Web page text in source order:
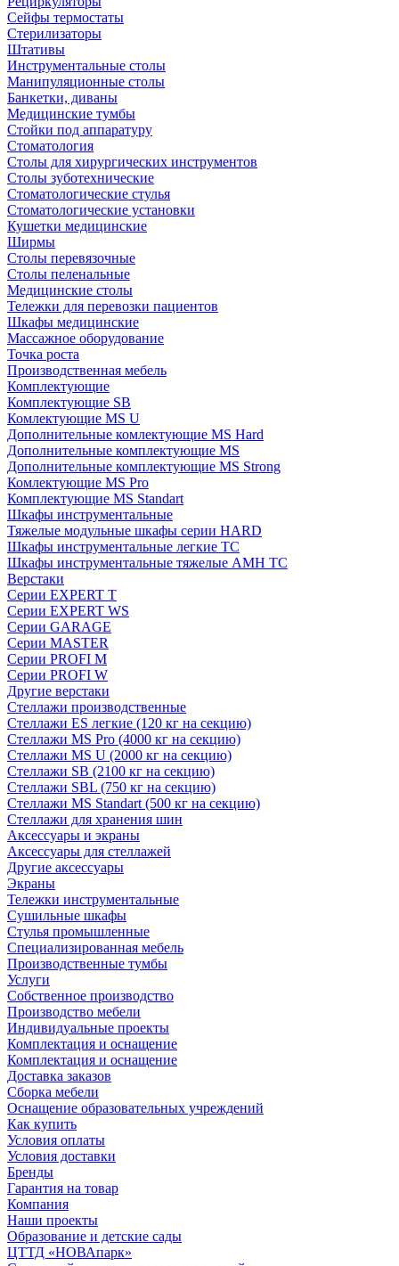
Сейфы термостаты
Стерилизаторы
Штативы
Инструментальные столы
Манипуляционные столы
Банкетки, диваны
Медицинские тумбы
Стойки под аппаратуру
Стоматология
Столы для хирургических инструментов
Столы зуботехнические
Стоматологические стулья
Стоматологические установки
Кушетки медицинские
Ширмы
Столы перевязочные
Столы пеленальные
Медицинские столы
Тележки для перевозки пациентов
Шкафы медицинские
Массажное оборудование
Точка роста
Производственная мебель
Комплектующие
Комплектующие SB
Комлектующие MS U
Дополнительные комлектующие MS Hard
Дополнительные комплектующие MS
Дополнительные комплектующие MS Strong
Комлектующие MS Pro
Комплектующие MS Standart
Шкафы инструментальные
Тяжелые модульные шкафы серии HARD
Шкафы инструментальные легкие ТС
Шкафы инструментальные тяжелые AMH TC
Верстаки
Серии EXPERT T
Серии EXPERT WS
Серии GARAGE
Серии MASTER
Серии PROFI M
Серии PROFI W
Другие верстаки
Стеллажи производственные
Стеллажи ES легкие (120 кг на секцию)
Стеллажи MS Pro (4000 кг на секцию)
Стеллажи MS U (2000 кг на секцию)
Стеллажи SB (2100 кг на секцию)
Стеллажи SBL (750 кг на секцию)
Стеллажи MS Standart (500 кг на секцию)
Стеллажи для хранения шин
Аксессуары и экраны
Аксессуары для стеллажей
Другие аксессуары
Экраны
Тележки инструментальные
Сушильные шкафы
Стулья промышленные
Специализированная мебель
Производственные тумбы
Услуги
Собственное производство
Производство мебели
Индивидуальные проекты
Комплектация и оснащение
Комплектация и оснащение
Доставка заказов
Сборка мебели
Оснащение образовательных учреждений
Как купить
Условия оплаты
Условия доставки
Бренды
Гарантия на товар
Компания
Наши проекты
Образование и детские сады
ЦТТД «НОВАпарк»